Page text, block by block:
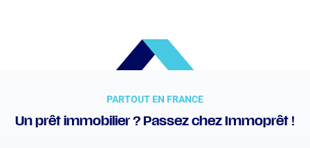
PARTOUT EN FRANCE
Un prêt immobilier ? Passez chez Immoprêt !